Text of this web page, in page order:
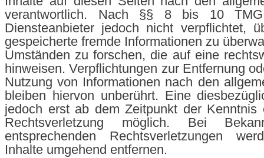
verantwortlich. Nach §§ 8 bis 10
Diensteanbieter jedoch nicht verpflichtet,
gespeicherte fremde Informationen zu
Umständen zu forschen, die auf eine
hinweisen. Verpflichtungen zur Entfernung
Nutzung von Informationen nach den
bleiben hiervon unberührt. Eine
jedoch erst ab dem Zeitpunkt der Kenntnis
Rechtsverletzung möglich. Bei
entsprechenden Rechtsverletzungen
Inhalte umgehend entfernen.